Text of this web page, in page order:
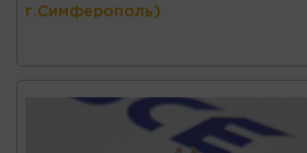
г.Симферополь)